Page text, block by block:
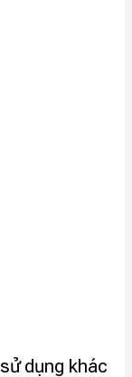
dụng khác